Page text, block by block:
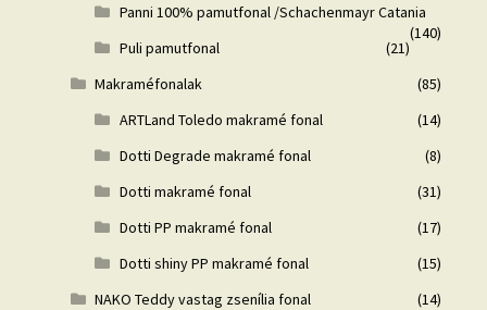
Panni 100% pamutfonal /Schachenmayr Catania
(140)
Puli pamutfonal
(21)
Makraméfonalak
(85)
ARTLand Toledo makramé fonal
(14)
Dotti Degrade makramé fonal
(8)
Dotti makramé fonal
(31)
Dotti PP makramé fonal
(17)
Dotti shiny PP makramé fonal
(15)
NAKO Teddy vastag zsenília fonal
(14)